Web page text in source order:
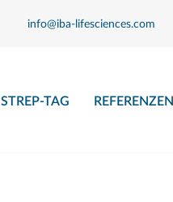
info@iba-lifesciences.com
STREP-TAG REFERENZEN